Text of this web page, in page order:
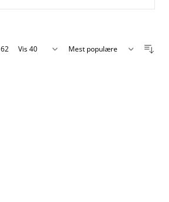
Sorter efter
62 Vis
pr. side